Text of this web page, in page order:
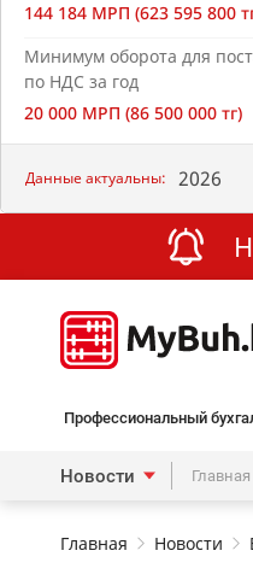
144 184 МРП (623 595 800
Минимум оборота для
по НДС за год
20 000 МРП (86 500 000 тг)
Данные актуальны: 2026
Профессиональный
Новости Главная
Главная Новости